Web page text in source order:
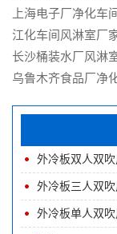
上海电子厂净化车
江化车间风淋室厂
长沙桶装水厂风淋
乌鲁木齐食品厂净
外冷板双人双
外冷板三人双
外冷板单人双